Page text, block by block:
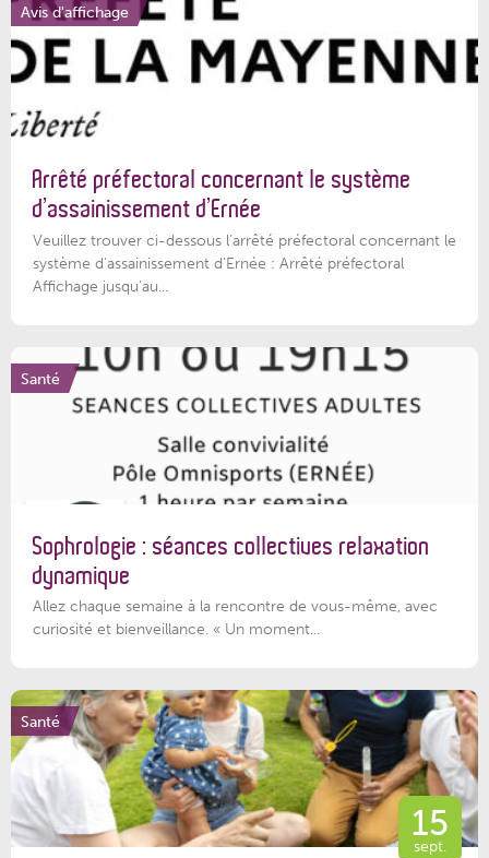
Avis d'affichage
Arrêté préfectoral concernant le système
d’assainissement d’Ernée
Veuillez trouver ci-dessous l’arrêté préfectoral concernant le
système d'assainissement d'Ernée : Arrêté préfectoral
Affichage jusqu'au...
Santé
Sophrologie : séances collectives relaxation
dynamique
Allez chaque semaine à la rencontre de vous-même, avec
curiosité et bienveillance. « Un moment...
Santé
15
sept.